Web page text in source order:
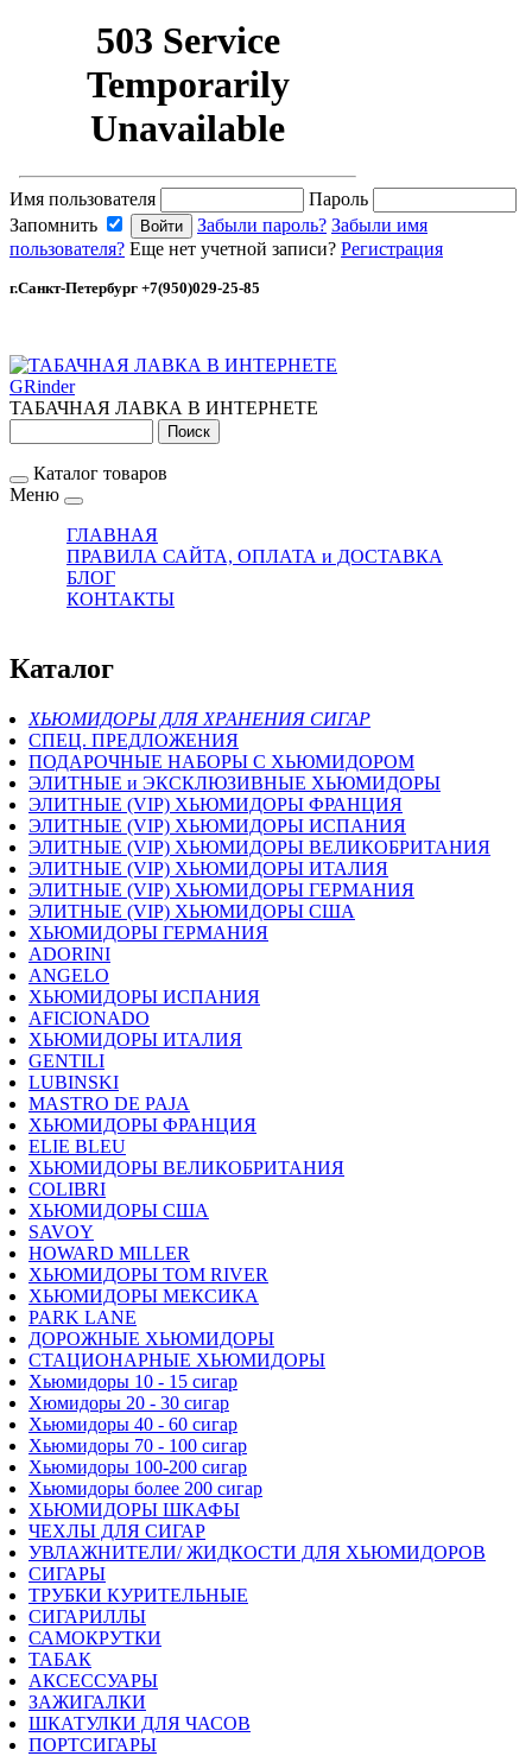
Имя пользователя
Пароль
Запомнить
Забыли пароль? Забыли имя
пользователя? Еще нет учетной записи? Регистрация
г.Санкт-Петербург +7(950)029-25-85
GRinder
ТАБАЧНАЯ ЛАВКА В ИНТЕРНЕТЕ
Каталог товаров
Меню
ГЛАВНАЯ
ПРАВИЛА САЙТА, ОПЛАТА и ДОСТАВКА
БЛОГ
КОНТАКТЫ
Каталог
ХЬЮМИДОРЫ ДЛЯ ХРАНЕНИЯ СИГАР
СПЕЦ. ПРЕДЛОЖЕНИЯ
ПОДАРОЧНЫЕ НАБОРЫ С ХЬЮМИДОРОМ
ЭЛИТНЫЕ и ЭКСКЛЮЗИВНЫЕ ХЬЮМИДОРЫ
ЭЛИТНЫЕ (VIP) ХЬЮМИДОРЫ ФРАНЦИЯ
ЭЛИТНЫЕ (VIP) ХЬЮМИДОРЫ ИСПАНИЯ
ЭЛИТНЫЕ (VIP) ХЬЮМИДОРЫ ВЕЛИКОБРИТАНИЯ
ЭЛИТНЫЕ (VIP) ХЬЮМИДОРЫ ИТАЛИЯ
ЭЛИТНЫЕ (VIP) ХЬЮМИДОРЫ ГЕРМАНИЯ
ЭЛИТНЫЕ (VIP) ХЬЮМИДОРЫ США
ХЬЮМИДОРЫ ГЕРМАНИЯ
ADORINI
ANGELO
ХЬЮМИДОРЫ ИСПАНИЯ
AFICIONADO
ХЬЮМИДОРЫ ИТАЛИЯ
GENTILI
LUBINSKI
MASTRO DE PAJA
ХЬЮМИДОРЫ ФРАНЦИЯ
ELIE BLEU
ХЬЮМИДОРЫ ВЕЛИКОБРИТАНИЯ
COLIBRI
ХЬЮМИДОРЫ США
SAVOY
HOWARD MILLER
ХЬЮМИДОРЫ TOM RIVER
ХЬЮМИДОРЫ МЕКСИКА
PARK LANE
ДОРОЖНЫЕ ХЬЮМИДОРЫ
СТАЦИОНАРНЫЕ ХЬЮМИДОРЫ
Хьюмидоры 10 - 15 сигар
Хюмидоры 20 - 30 сигар
Хьюмидоры 40 - 60 сигар
Хьюмидоры 70 - 100 сигар
Хьюмидоры 100-200 сигар
Хьюмидоры более 200 сигар
ХЬЮМИДОРЫ ШКАФЫ
ЧЕХЛЫ ДЛЯ СИГАР
УВЛАЖНИТЕЛИ/ ЖИДКОСТИ ДЛЯ ХЬЮМИДОРОВ
СИГАРЫ
ТРУБКИ КУРИТЕЛЬНЫЕ
СИГАРИЛЛЫ
САМОКРУТКИ
ТАБАК
АКСЕССУАРЫ
ЗАЖИГАЛКИ
ШКАТУЛКИ ДЛЯ ЧАСОВ
ПОРТСИГАРЫ